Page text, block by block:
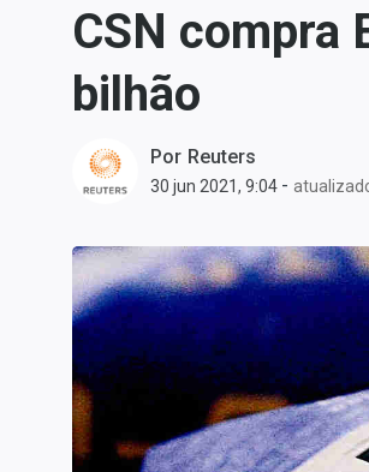
Carteiras Recomendadas
Central de Fundos
Central dos IPOs
Finanças Pessoais
Mercados
Economia
Empresas
Política
CSN compra
bilhão
Por Reuters
30 jun 2021, 9:04 -